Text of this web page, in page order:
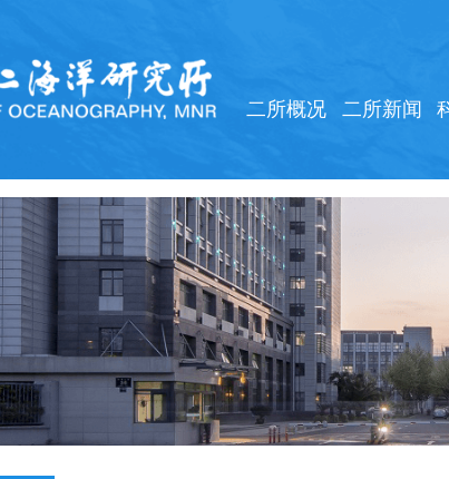
二所概况 二所新闻